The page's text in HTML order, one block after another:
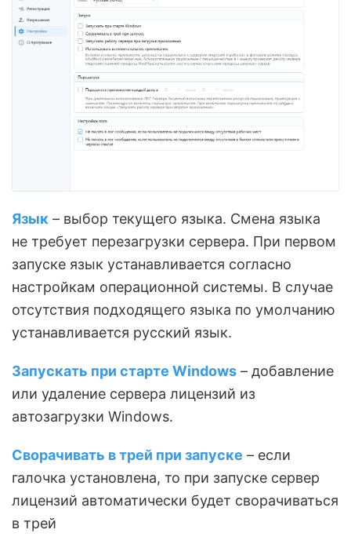
Язык – выбор текущего языка. Смена языка
не требует перезагрузки сервера. При первом
запуске язык устанавливается согласно
настройкам операционной системы. В случае
отсутствия подходящего языка по умолчанию
устанавливается русский язык.
Запускать при старте Windows – добавление
или удаление сервера лицензий из
автозагрузки Windows.
Сворачивать в трей при запуске – если
галочка установлена, то при запуске сервер
лицензий автоматически будет сворачиваться
в трей